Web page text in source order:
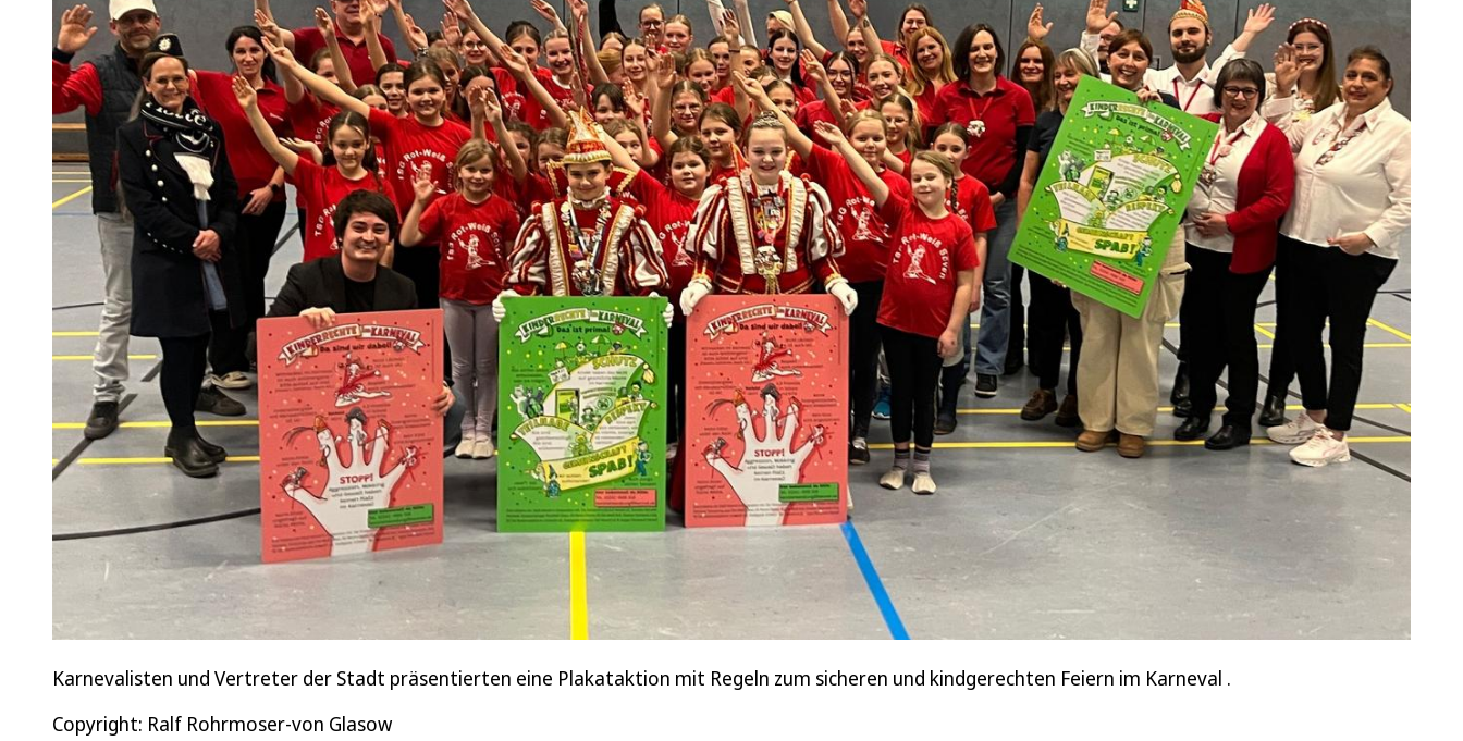
Karnevalisten und Vertreter der Stadt präsentierten eine Plakataktion mit Regeln zum sicheren und kindgerechten Feiern im Karneval .
Copyright: Ralf Rohrmoser-von Glasow